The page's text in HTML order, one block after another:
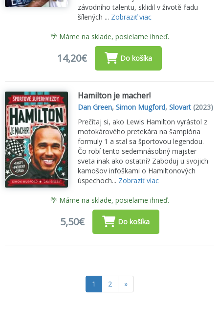
závodního talentu, sklidil v životě řadu
šílených ... Zobraziť viac
🌴 Máme na sklade, posielame ihneď.
14,20€ Do košíka
Hamilton je macher!
Dan Green,Simon Mugford,Slovart (2023)
Prečítaj si, ako Lewis Hamilton vyrástol z
motokárového pretekára na šampióna
formuly 1 a stal sa športovou legendou.
Čo robí tento sedemnásobný majster
sveta inak ako ostatní? Zaboduj u svojich
kamošov infoškami o Hamiltonových
úspechoch... Zobraziť viac
🌴 Máme na sklade, posielame ihneď.
5,50€ Do košíka
1 2 »